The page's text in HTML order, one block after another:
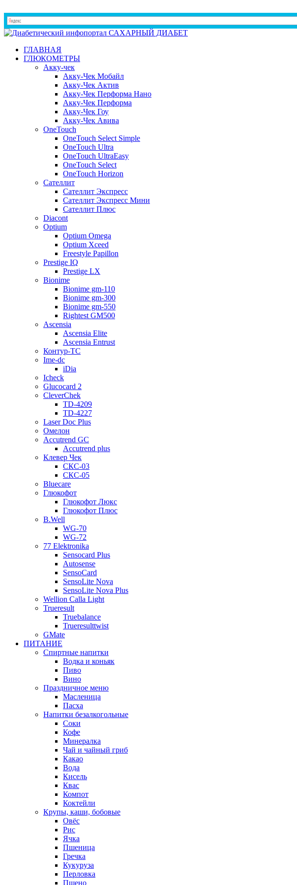
ГЛАВНАЯ
ГЛЮКОМЕТРЫ
Акку-чек
Акку-Чек Мобайл
Акку-Чек Актив
Акку-Чек Перформа Нано
Акку-Чек Перформа
Акку-Чек Гоу
Акку-Чек Авива
OneTouch
OneTouch Select Simple
OneTouch Ultra
OneTouch UltraEasy
OneTouch Select
OneTouch Horizon
Сателлит
Сателлит Экспресс
Сателлит Экспресс Мини
Сателлит Плюс
Diacont
Optium
Optium Omega
Optium Xceed
Freestyle Papillon
Prestige IQ
Prestige LX
Bionime
Bionime gm-110
Bionime gm-300
Bionime gm-550
Rightest GM500
Ascensia
Ascensia Elite
Ascensia Entrust
Контур-ТС
Ime-dc
iDia
Icheck
Glucocard 2
CleverChek
TD-4209
TD-4227
Laser Doc Plus
Омелон
Accutrend GC
Accutrend plus
Клевер Чек
СКС-03
СКС-05
Bluecare
Глюкофот
Глюкофот Люкс
Глюкофот Плюс
B.Well
WG-70
WG-72
77 Elektronika
Sensocard Plus
Autosense
SensoCard
SensoLite Nova
SensoLite Nova Plus
Wellion Calla Light
Trueresult
Truebalance
Trueresulttwist
GMate
ПИТАНИЕ
Спиртные напитки
Водка и коньяк
Пиво
Вино
Праздничное меню
Масленица
Пасха
Напитки безалкогольные
Соки
Кофе
Минералка
Чай и чайный гриб
Какао
Вода
Кисель
Квас
Компот
Коктейли
Крупы, каши, бобовые
Овёс
Рис
Ячка
Пшеница
Гречка
Кукуруза
Перловка
Пшено